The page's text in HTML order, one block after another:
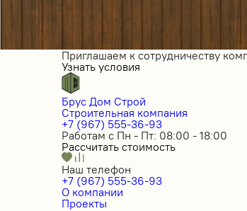
Приглашаем к сотрудничеству
Узнать условия
Брус Дом Строй
Строительная компания
+7 (967) 555-36-93
Работам с Пн - Пт: 08:00 - 18:00
Рассчитать стоимость
Наш телефон
+7 (967) 555-36-93
О компании
Проекты